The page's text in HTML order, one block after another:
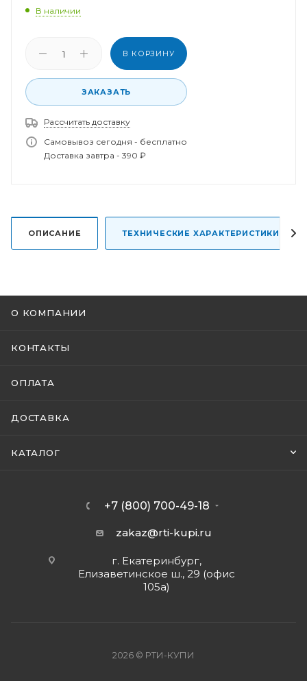
В наличии
В КОРЗИНУ
ЗАКАЗАТЬ
Рассчитать доставку
Самовывоз сегодня - бесплатно
Доставка завтра - 390 ₽
ОПИСАНИЕ ТЕХНИЧЕСКИЕ ХАРАКТЕРИСТИКИ
О КОМПАНИИ
КОНТАКТЫ
ОПЛАТА
ДОСТАВКА
КАТАЛОГ
+7 (800) 700-49-18
zakaz@rti-kupi.ru
г. Екатеринбург,
Елизаветинское ш., 29 (офис
105а)
2026 © РТИ-КУПИ
Спасибо за заказ!
В ближайшее время наш менеджер свяжется с
вами.